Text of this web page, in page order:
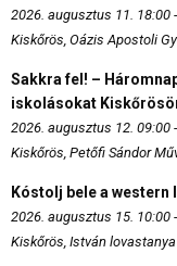
2026. augusztus 11. 18:00
Kiskőrös, Oázis Apostoli
Sakkra fel! –
iskolásokat
2026. augusztus 12. 09:00
Kiskőrös, Petőfi Sándor
Kóstolj bele a
2026. augusztus 15. 10:00
Kiskőrös, István lovastanya